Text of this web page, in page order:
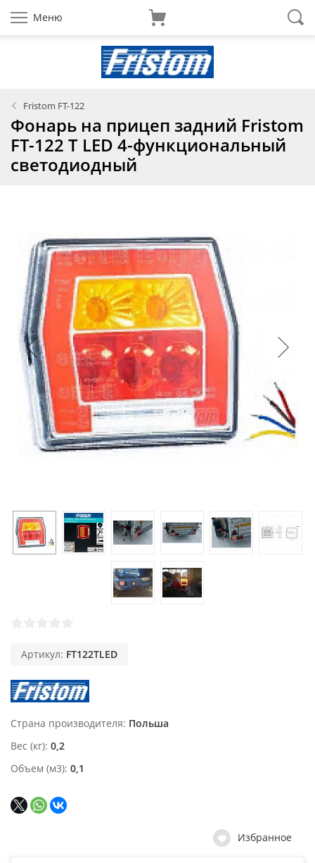
Меню
Fristom FT-122
Фонарь на прицеп задний Fristom
FT-122 T LED 4-функциональный
светодиодный
Артикул: FT122TLED
Страна производителя Польша
Вес (кг) 0,2
Объем (м3) 0,1
Избранное